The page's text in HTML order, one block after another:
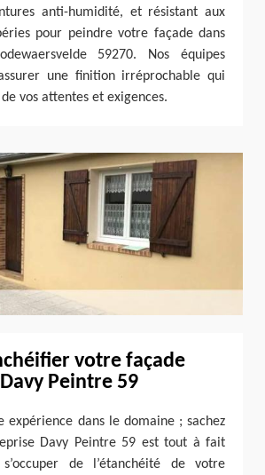
anti-humidité, et résistant aux
pour peindre votre façade dans
59270. Nos équipes
une finition irréprochable qui
vos attentes et exigences.
votre façade
Peintre 59
expérience dans le domaine ; sachez
Davy Peintre 59 est tout à fait
de l’étanchéité de votre